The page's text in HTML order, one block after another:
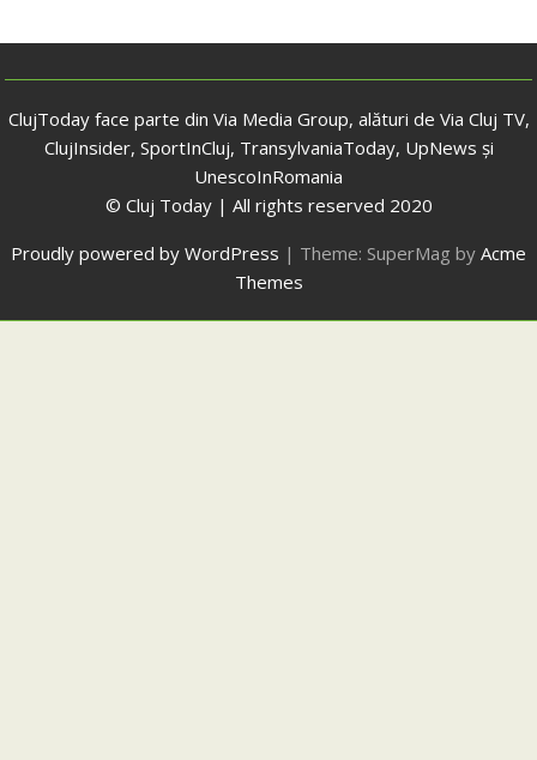
ClujToday face parte din Via Media Group, alături de Via Cluj TV,
ClujInsider, SportInCluj, TransylvaniaToday, UpNews și
UnescoInRomania
© Cluj Today | All rights reserved 2020
Proudly powered by WordPress | Theme: SuperMag by Acme
Themes